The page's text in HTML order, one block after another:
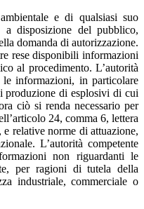
e di qualsiasi suo
a disposizione del pubblico,
domanda di autorizzazione.
rese disponibili informazioni
al procedimento. L’autorità
le informazioni, in particolare
di esplosivi di cui
ciò si renda necessario per
24, comma 6, lettera
relative norme di attuazione,
L’autorità competente
non riguardanti le
per ragioni di tutela della
industriale, commerciale o